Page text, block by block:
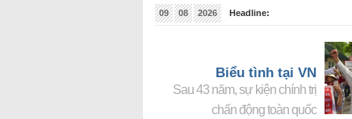
09 08 2026
Headline:
Biểu tình tại VN
Sau 43 năm, sự kiện chính trị
chấn động toàn quốc